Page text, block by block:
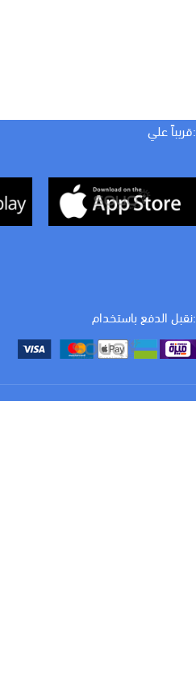
:قريباً علي
:نقبل الدفع باستخدام